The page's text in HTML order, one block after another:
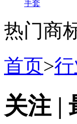
手套
热门商
首页>
关注 |